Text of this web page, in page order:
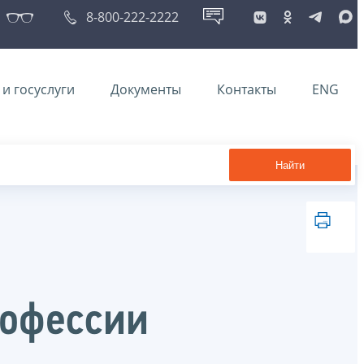
8-800-222-2222
госуслуги Документы Контакты ENG
Найти